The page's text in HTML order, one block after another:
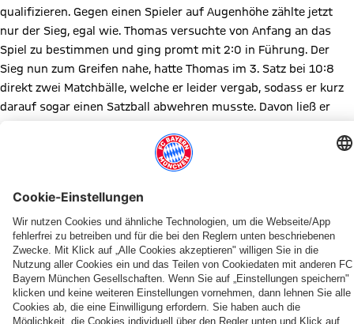
qualifizieren. Gegen einen Spieler auf Augenhöhe zählte jetzt
nur der Sieg, egal wie. Thomas versuchte von Anfang an das
Spiel zu bestimmen und ging promt mit 2:0 in Führung. Der
Sieg nun zum Greifen nahe, hatte Thomas im 3. Satz bei 10:8
direkt zwei Matchbälle, welche er leider vergab, sodass er kurz
darauf sogar einen Satzball abwehren musste. Davon ließ er
nächsten Matchball zum 14:12. Somit ist die Quali für die Top 14
nach 8 intensiven Stunden doch geschafft.
dem sich die drei Spieler vom FCB durchgesetzt haben, die vor
dem Turnier die besten Chancen hatten.
Diesen Artikel teilen